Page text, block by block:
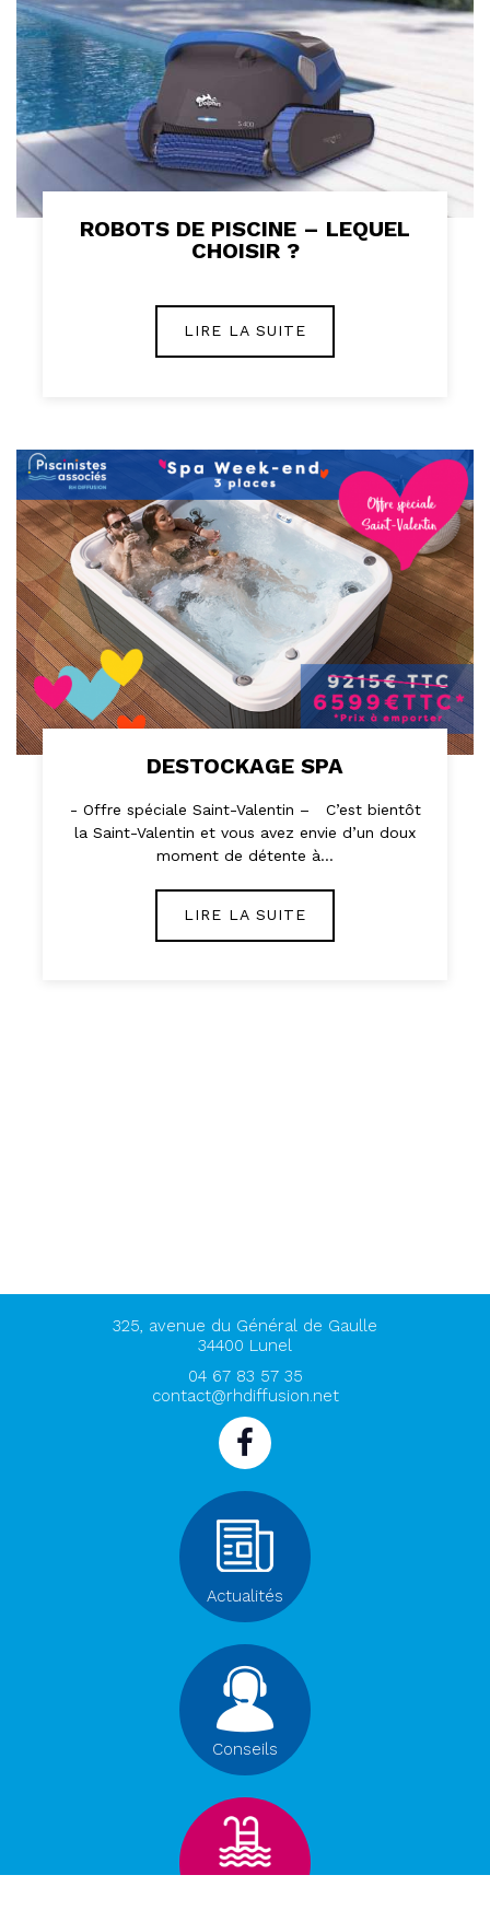
ROBOTS DE PISCINE – LEQUEL
CHOISIR ?
LIRE LA SUITE
DESTOCKAGE SPA
- Offre spéciale Saint-Valentin – C’est bientôt
la Saint-Valentin et vous avez envie d’un doux
moment de détente à…
LIRE LA SUITE
325, avenue du Général de Gaulle
34400 Lunel
04 67 83 57 35
contact@rhdiffusion.net
Actualités
Conseils